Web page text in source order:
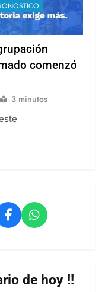
comenzó
3 minutos
de hoy !!